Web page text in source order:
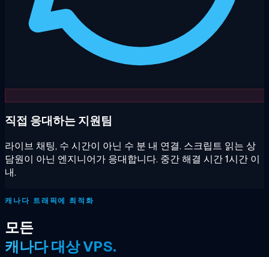
직접 응대하는 지원팀
라이브 채팅, 수 시간이 아닌 수 분 내 연결. 스크립트 읽는 상
담원이 아닌 엔지니어가 응대합니다. 중간 해결 시간 1시간 이
내.
캐나다 트래픽에 최적화
모든
캐나다 대상 VPS.